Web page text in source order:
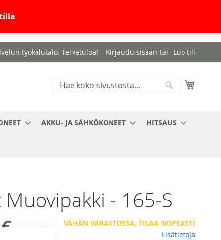
työkalutalo. Tervetuloa! Kirjaudu sisään Luo tili
Haku
Haku
AKKU- JA SÄHKÖKONEET HITSAUS
Muovipakki - 165-S
VÄHÄN VARASTOSSA, TILAA NOPEASTI
Lisätietoja